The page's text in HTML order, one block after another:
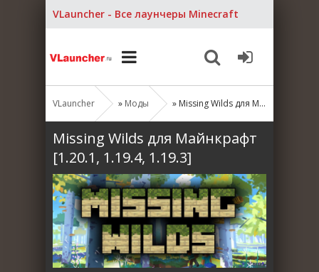
VLauncher - Все лаунчеры Minecraft
VLauncher » Моды » Missing Wilds для Майнкрафт [1.20.1, 1.19.4, 1.19.3]
Missing Wilds для Майнкрафт
[1.20.1, 1.19.4, 1.19.3]